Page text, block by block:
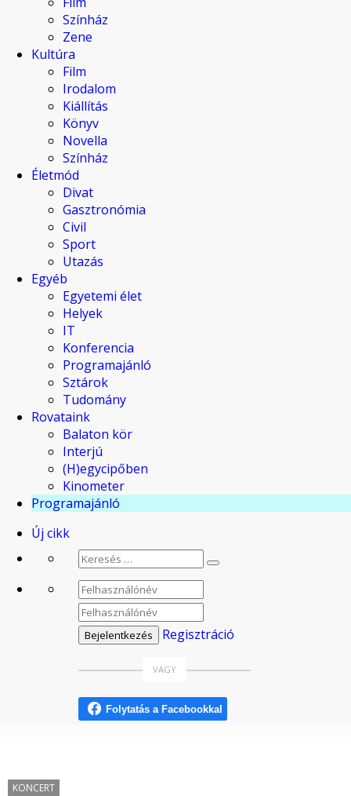
Színház
Zene
Kultúra
Film
Irodalom
Kiállítás
Könyv
Novella
Színház
Életmód
Divat
Gasztronómia
Civil
Sport
Utazás
Egyéb
Egyetemi élet
Helyek
IT
Konferencia
Programajánló
Sztárok
Tudomány
Rovataink
Balaton kör
Interjú
(H)egycipőben
Kinometer
Programajánló
Új cikk
Regisztráció
KONCERT